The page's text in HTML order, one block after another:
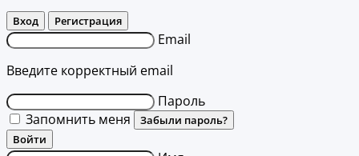
Вход Регистрация
Email
Введите корректный email
Пароль
Запомнить меня
Забыли пароль?
Войти